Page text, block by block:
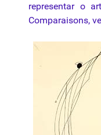
representar o
Comparaisons,